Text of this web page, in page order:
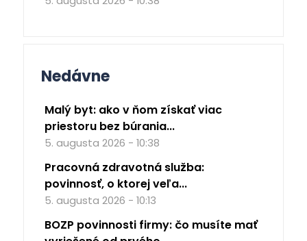
Nedávne
Malý byt: ako v ňom získať viac
priestoru bez búrania...
5. augusta 2026 - 10:38
Pracovná zdravotná služba:
povinnosť, o ktorej veľa...
5. augusta 2026 - 10:13
BOZP povinnosti firmy: čo musíte mať